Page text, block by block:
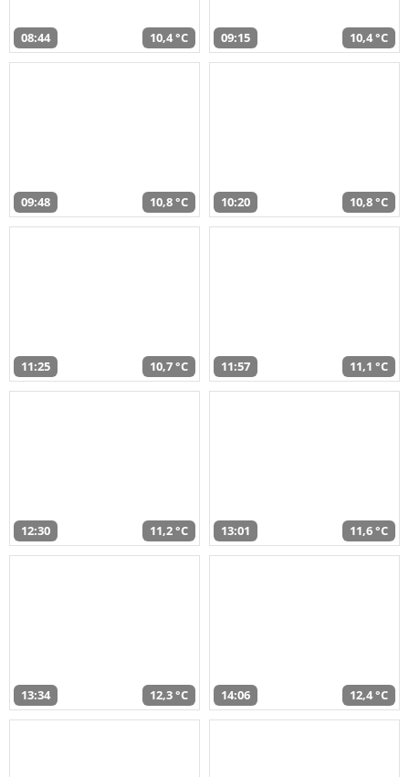
08:44 10,4 °C 09:15 10,4 °C
09:48 10,8 °C 10:20 10,8 °C
11:25 10,7 °C 11:57 11,1 °C
12:30 11,2 °C 13:01 11,6 °C
13:34 12,3 °C 14:06 12,4 °C